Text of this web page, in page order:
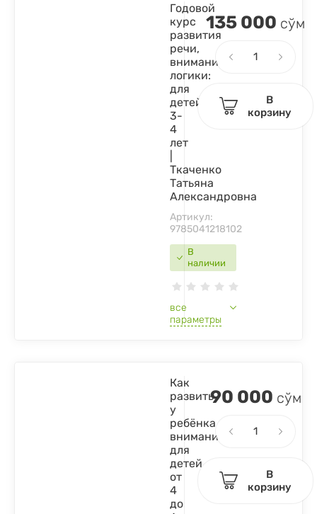
В
наличии
Годовой
курс
развития
речи,
внимания,
логики:
для
детей
3-
4
лет
Ткаченко
Татьяна
Александровна
Артикул:
9785041218102
все
параметры
135 000 сўм
В
корзину
Как
развить
у
ребёнка
вниманиепамятьречь:
для
детей
от
4
до
90 000 сўм
В
корзину